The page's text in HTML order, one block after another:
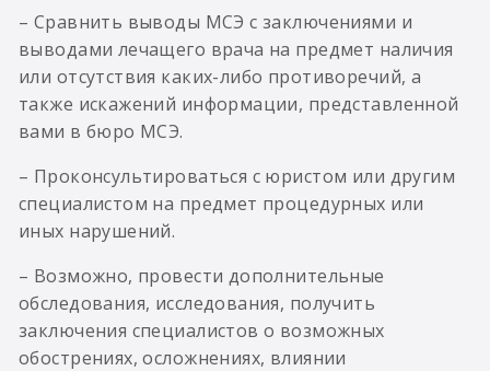
– Сравнить выводы МСЭ с заключениями и
выводами лечащего врача на предмет наличия
или отсутствия каких-либо противоречий, а
также искажений информации, представленной
вами в бюро МСЭ.
– Проконсультироваться с юристом или другим
специалистом на предмет процедурных или
иных нарушений.
– Возможно, провести дополнительные
обследования, исследования, получить
заключения специалистов о возможных
обострениях, осложнениях, влиянии